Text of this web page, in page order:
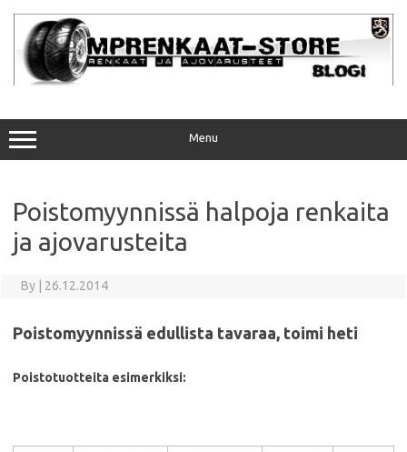
content
Menu
Poistomyynnissä halpoja renkaita
ja ajovarusteita
By 26.12.2014
Poistomyynnissä edullista tavaraa, toimi heti
Poistotuotteita esimerkiksi: